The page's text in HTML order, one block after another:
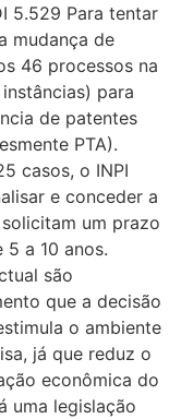
5.529 Para tentar
mudança de
46 processos na
para
de patentes
PTA).
casos, o INPI
e conceder a
um prazo
a 10 anos.
são
que a decisão
o ambiente
já que reduz o
econômica do
uma legislação